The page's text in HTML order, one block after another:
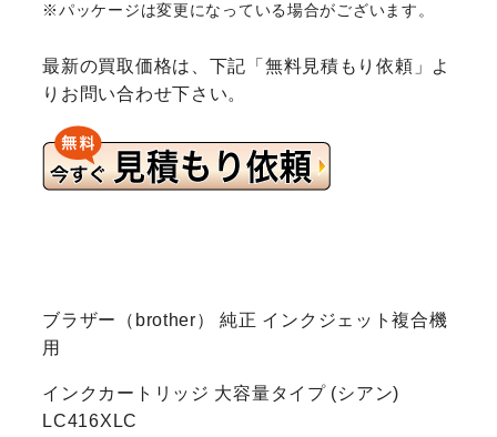
※パッケージは変更になっている場合がございます。
最新の買取価格は、下記「無料見積もり依頼」よ
りお問い合わせ下さい。
ブラザー（brother） 純正 インクジェット複合機
用
インクカートリッジ 大容量タイプ (シアン)
LC416XLC